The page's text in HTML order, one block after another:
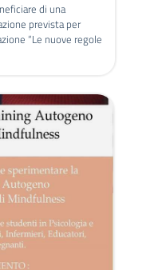
di una
prevista per
“Le nuove regole